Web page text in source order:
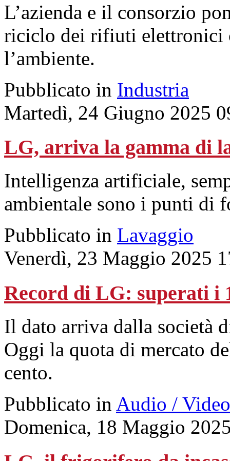
L’azienda e il consorzio
riciclo dei rifiuti elettronici
l’ambiente.
Pubblicato in Industria
Martedì, 24 Giugno 2025
LG, arriva la gamma di
Intelligenza artificiale,
ambientale sono i punti di
Pubblicato in Lavaggio
Venerdì, 23 Maggio 2025
Record di LG: superati i
Il dato arriva dalla società
Oggi la quota di mercato
cento.
Pubblicato in Audio / Video
Domenica, 18 Maggio